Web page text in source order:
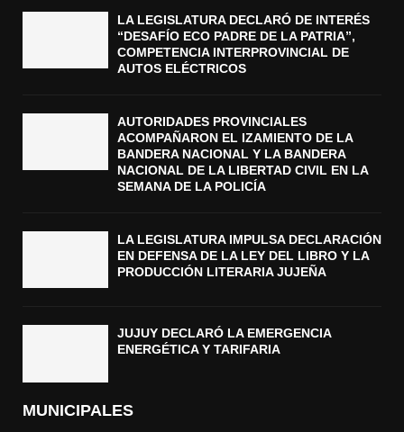
LA LEGISLATURA DECLARÓ DE INTERÉS
“DESAFÍO ECO PADRE DE LA PATRIA”,
COMPETENCIA INTERPROVINCIAL DE
AUTOS ELÉCTRICOS
AUTORIDADES PROVINCIALES
ACOMPAÑARON EL IZAMIENTO DE LA
BANDERA NACIONAL Y LA BANDERA
NACIONAL DE LA LIBERTAD CIVIL EN LA
SEMANA DE LA POLICÍA
LA LEGISLATURA IMPULSA DECLARACIÓN
EN DEFENSA DE LA LEY DEL LIBRO Y LA
PRODUCCIÓN LITERARIA JUJEÑA
JUJUY DECLARÓ LA EMERGENCIA
ENERGÉTICA Y TARIFARIA
MUNICIPALES